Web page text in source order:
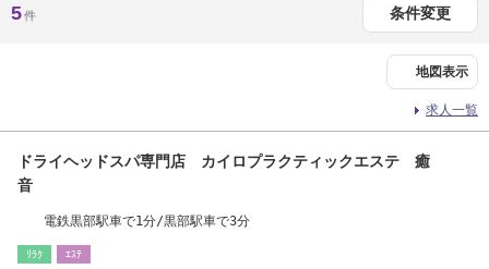
5件 条件変更
地図表示
求人一覧
ドライヘッドスパ専門店 カイロプラクティックエステ 癒
音
電鉄黒部駅車で1分/黒部駅車で3分
ﾘﾗｸ ｴｽﾃ